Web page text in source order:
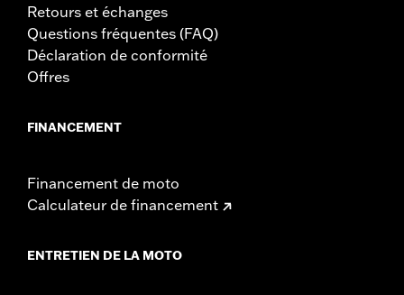
Retours et échanges
Questions fréquentes (FAQ)
Déclaration de conformité
Offres
FINANCEMENT
Financement de moto
Calculateur de financement
ENTRETIEN DE LA MOTO